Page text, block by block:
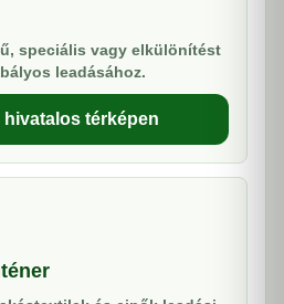
speciális vagy elkülönítést
leadásához.
hivatalos térképen